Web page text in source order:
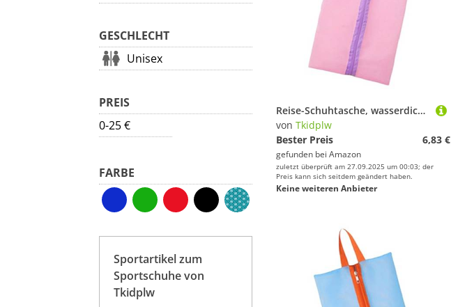
GESCHLECHT
Unisex
PREIS
0-25 €
FARBE
Sportartikel zum
Sportschuhe von
Tkidplw
Reise-Schuhtasche, wasserdicht, Organizer, staubdichte Aufbewahrung, Reißverschluss, Tasche für Fitnessstudio, Wandern, Camping, staubdichte Schuhe, Aufbewahrung, Organizer, wasserdicht, e
von Tkidplw
Bester Preis
6,83 €
gefunden bei Amazon
zuletzt überprüft am 27.09.2025 um 00:03; der
Preis kann sich seitdem geändert haben.
Keine weiteren Anbieter